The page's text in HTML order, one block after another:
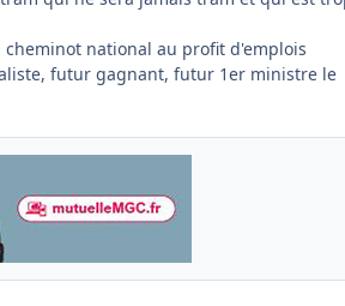
national au profit d'emplois
futur gagnant, futur 1er ministre le